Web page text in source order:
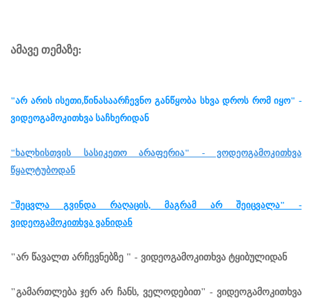
ამავე თემაზე:
"არ არის ისეთი,წინასაარჩევნო განწყობა სხვა დროს რომ იყო" -
ვიდეოგამოკითხვა საჩხერიდან
"ხალხისთვის სასიკეთო არაფერია" - ვოდეოგამოკითხვა
წყალტუბოდან
"შეცვლა გვინდა რაღაცის, მაგრამ არ შეიცვალა" -
ვიდეოგამოკითხვა ვანიდან
"არ წავალთ არჩევნებზე " - ვიდეოგამოკითხვა ტყიბულიდან
"გამართლება ჯერ არ ჩანს, ველოდებით" - ვიდეოგამოკითხვა